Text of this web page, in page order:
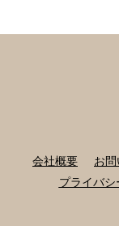
会社概要 お
プライバシ